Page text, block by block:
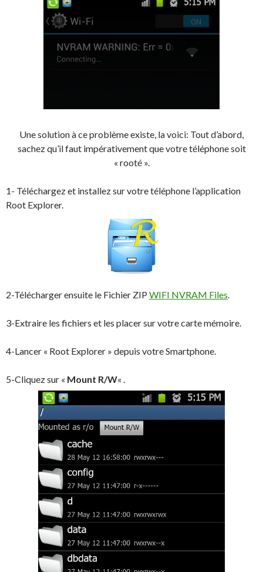
Une solution à ce problème existe, la voici: Tout d’abord,
sachez qu’il faut impérativement que votre téléphone soit
« rooté ».
1- Téléchargez et installez sur votre téléphone l’application
Root Explorer.
2-Télécharger ensuite le Fichier ZIP WIFI NVRAM Files.
3-Extraire les fichiers et les placer sur votre carte mémoire.
4-Lancer « Root Explorer » depuis votre Smartphone.
5-Cliquez sur « Mount R/W« .